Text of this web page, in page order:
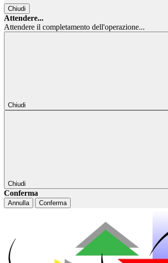
Chiudi
Attendere...
Attendere il completamento dell'operazione...
Chiudi
Chiudi
Conferma
Annulla Conferma